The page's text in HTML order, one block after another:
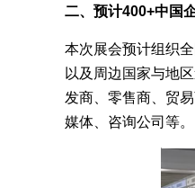
二、预计400+中国
本次展会预计组织
以及周边国家与地
发商、零售商、贸
媒体、咨询公司等。